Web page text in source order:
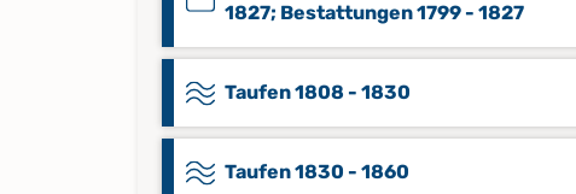
1827; Bestattungen 1799 - 1827
Taufen 1808 - 1830
Taufen 1830 - 1860